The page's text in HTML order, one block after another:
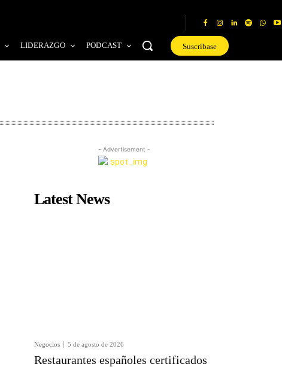
LIDERAZGO PODCAST Suscríbase
- Advertisement -
Latest News
Negocios 5 de agosto de 2026
Restaurantes españoles certificados